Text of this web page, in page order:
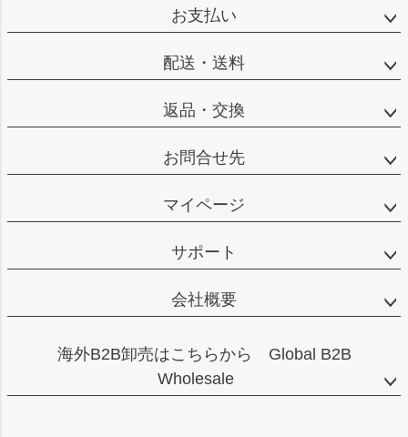
ップ
お支払い
配送・送料
返品・交換
お問合せ先
マイページ
サポート
会社概要
海外B2B卸売はこちらから Global B2B
Wholesale